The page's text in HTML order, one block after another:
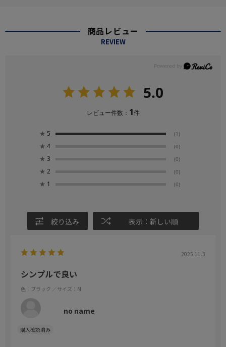
商品レビュー
REVIEW
5.0
レビュー件数： 1件
★ 5 (1)
★ 4 (0)
★ 3 (0)
★ 2 (0)
★ 1 (0)
絞り込み 表示：新しい順
2025.11.3
シンプルで良い
色：ブラック ／サイズ：M
no name